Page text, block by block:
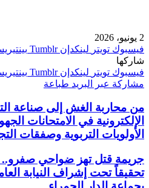
2 يونيو، 2026
فيسبوك تويتر لينكدإن
شاركها
فيسبوك تويتر لينكدإن
مشاركة عبر البريد طباعة
من محاربة الغش إلى صناعة
الإلكترونية في الامتحانات
الأولويات التربوية وصفقات
جريمة قتل تهز ضواحي صفرو..
تحقيقاً تحت إشراف النيابة